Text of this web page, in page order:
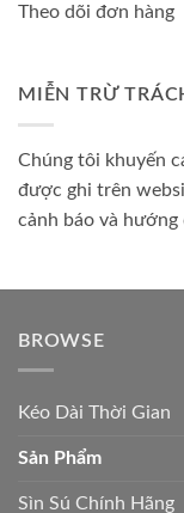
Theo dõi đơn hàng
MIỄN TRỪ
Chúng tôi khuyến
được ghi trên
cảnh báo và
BROWSE
Kéo Dài Thời Gian
Sản Phẩm
Sìn Sú Chính Hãng